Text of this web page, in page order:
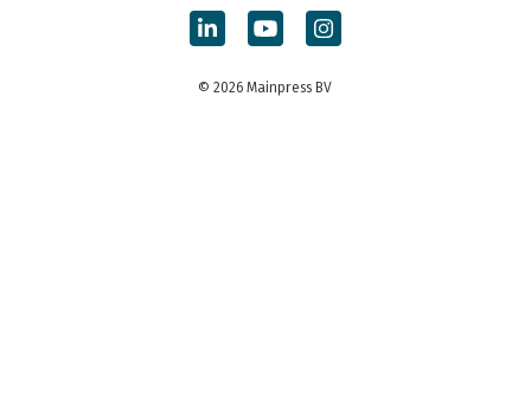
© 2026 Mainpress BV